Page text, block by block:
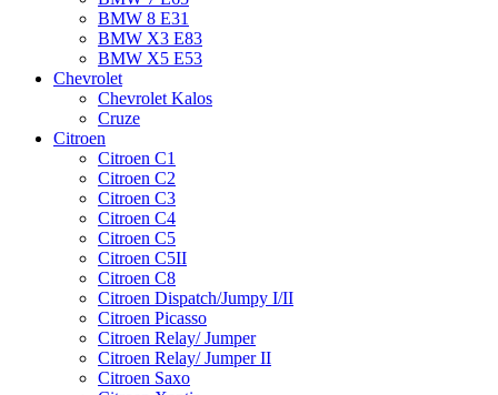
BMW 8 Е31
BMW X3 E83
BMW X5 E53
Chevrolet
Chevrolet Kalos
Cruze
Citroen
Citroen C1
Citroen C2
Citroen C3
Citroen C4
Citroen C5
Citroen C5II
Citroen C8
Citroen Dispatch/Jumpy I/II
Citroen Picasso
Citroen Relay/ Jumper
Citroen Relay/ Jumper II
Citroen Saxo